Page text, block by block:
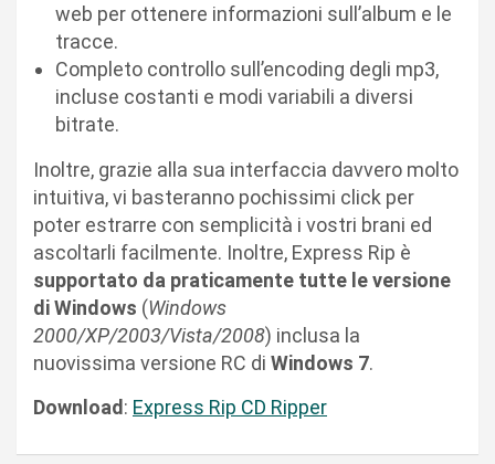
web per ottenere informazioni sull’album e le
tracce.
Completo controllo sull’encoding degli mp3,
incluse costanti e modi variabili a diversi
bitrate.
Inoltre, grazie alla sua interfaccia davvero molto
intuitiva, vi basteranno pochissimi click per
poter estrarre con semplicità i vostri brani ed
ascoltarli facilmente. Inoltre, Express Rip è
supportato da praticamente tutte le versione
di Windows (Windows
2000/XP/2003/Vista/2008) inclusa la
nuovissima versione RC di Windows 7.
Download: Express Rip CD Ripper